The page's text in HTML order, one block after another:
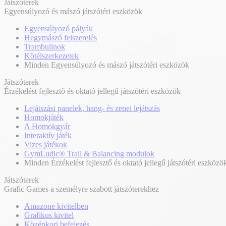
Játszóterek
Egyensúlyozó és mászó játszótéri eszközök
Egyensúlyozó pályák
Hegymászó felszerelés
Trambulinok
Kötélszerkezetek
Minden Egyensúlyozó és mászó játszótéri eszközök
Játszóterek
Érzékelést fejlesztő és oktató jellegű játszótéri eszközök
Lejátszási panelek, hang- és zenei lejátszás
Homokjáték
A Homokgyár
Interaktív játék
Vizes játékok
GymLudic® Trail & Balancing modulok
Minden Érzékelést fejlesztő és oktató jellegű játszótéri
Játszóterek
Grafic Games a személyre szabott játszóterekhez
Amazone kivitelben
Grafikus kivitel
Középkori befejezés